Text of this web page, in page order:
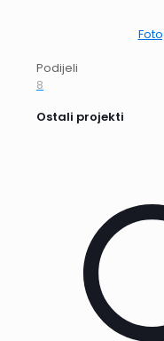
Podijeli
8
Ostali projekti